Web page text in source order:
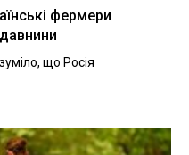
фермери
що Росія